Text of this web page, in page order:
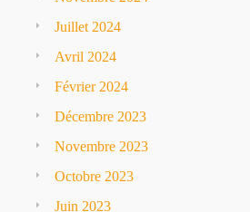
Juillet 2024
Avril 2024
Février 2024
Décembre 2023
Novembre 2023
Octobre 2023
Juin 2023